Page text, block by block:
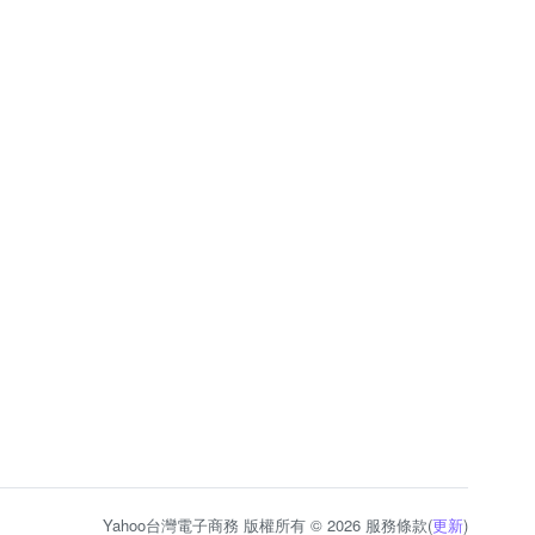
Yahoo台灣電子商務 版權所有 © 2026 服務條款(更新)